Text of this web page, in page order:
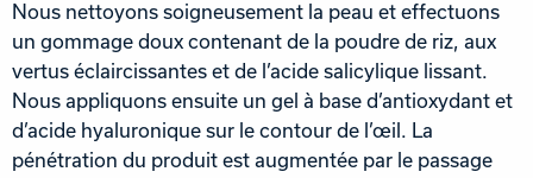
Nous nettoyons soigneusement la peau et effectuons
un gommage doux contenant de la poudre de riz, aux
vertus éclaircissantes et de l’acide salicylique lissant.
Nous appliquons ensuite un gel à base d’antioxydant et
d’acide hyaluronique sur le contour de l’œil. La
pénétration du produit est augmentée par le passage